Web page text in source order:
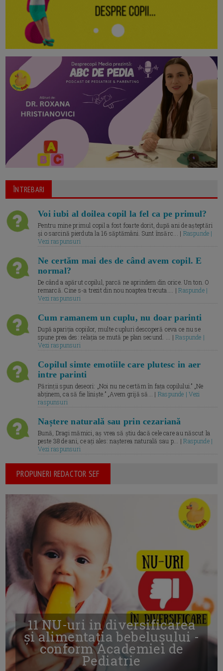
ÎNTREBARI
Voi iubi al doilea copil la fel ca pe primul?
Pentru mine primul copil a fost foarte dorit, după ani de așteptări
și o sarcină pierduta la 16 săptămâni. Sunt însărc... | Raspunde |
Vezi raspunsuri
Ne certăm mai des de când avem copil. E
normal?
De când a apărut copilul, parcă ne aprindem din orice. Un ton. O
remarcă. Cine s-a trezit din nou noaptea trecuta.... |Raspunde |
Vezi raspunsuri
Cum ramanem un cuplu, nu doar parinti
După apariția copiilor, multe cupluri descoperă ceva ce nu se
spune prea des: relația se mută pe plan secund. ... |Raspunde |
Vezi raspunsuri
Copilul simte emotiile care plutesc in aer
intre parinti
Părinții spun deseori: „Noi nu ne certăm în fața copilului.” „Ne
abținem, ca să fie liniște.” „Avem grijă să... | Raspunde | Vezi
raspunsuri
Naștere naturală sau prin cezariană
Bună, Dragi mămici, aș vrea să știu dacă cele care au născut la
peste 38 de ani, ce ați ales: nașterea naturală sau p... |Raspunde |
Vezi raspunsuri
PROPUNERI REDACTOR SEF
11 NU-uri in diversificarea
și alimentația bebelușului -
conform Academiei de
Pediatrie